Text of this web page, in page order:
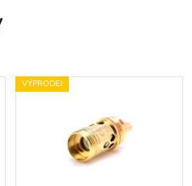
VÝPRODEJ